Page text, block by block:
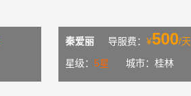
秦爱丽 导服费： ¥500/天
星级： 5星 城市：桂林